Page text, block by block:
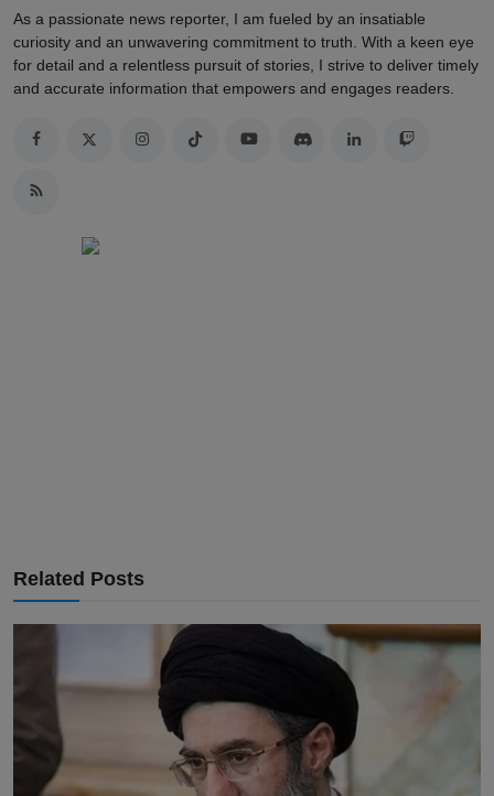
As a passionate news reporter, I am fueled by an insatiable
curiosity and an unwavering commitment to truth. With a keen eye
for detail and a relentless pursuit of stories, I strive to deliver timely
and accurate information that empowers and engages readers.
Related Posts